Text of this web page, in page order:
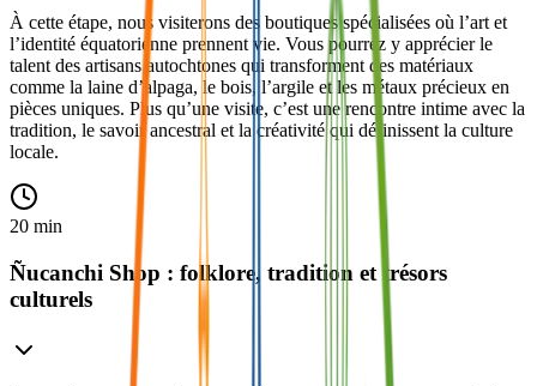
À cette étape, nous visiterons des boutiques spécialisées où l’art et
l’identité équatorienne prennent vie. Vous pourrez y apprécier le
talent des artisans autochtones qui transforment des matériaux
comme la laine d’alpaga, le bois, l’argile et les métaux précieux en
pièces uniques. Plus qu’une visite, c’est une rencontre intime avec la
tradition, le savoir ancestral et la créativité qui définissent la culture
locale.
20 min
Ñucanchi Shop : folklore, tradition et trésors
culturels